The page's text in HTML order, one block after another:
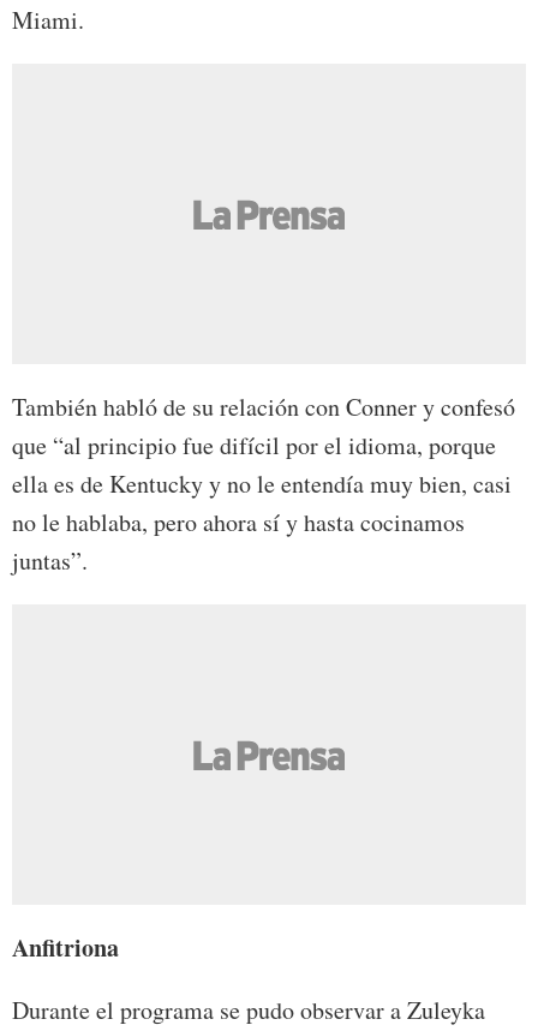
Miami.
También habló de su relación con Conner y confesó
que “al principio fue difícil por el idioma, porque
ella es de Kentucky y no le entendía muy bien, casi
no le hablaba, pero ahora sí y hasta cocinamos
juntas”.
Anfitriona
Durante el programa se pudo observar a Zuleyka